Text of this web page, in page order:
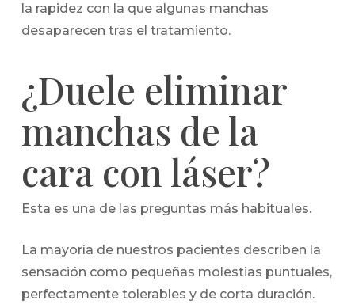
la rapidez con la que algunas manchas
desaparecen tras el tratamiento.
¿Duele eliminar
manchas de la
cara con láser?
Esta es una de las preguntas más habituales.
La mayoría de nuestros pacientes describen la
sensación como pequeñas molestias puntuales,
perfectamente tolerables y de corta duración.